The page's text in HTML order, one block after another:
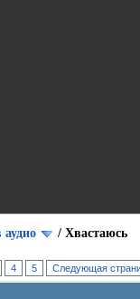
/ Хвастаюсь
4 5 Следующая